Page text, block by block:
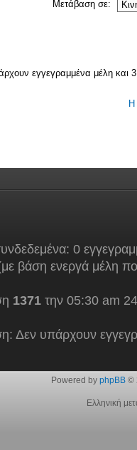
Μετάβαση σε:
εγγεγραμμένα μέλη και 3
Η
0
βάση ενεργά μέλη
1371την 05:30 am
Δεν υπάρχουν
Powered by phpBB©
Ελληνική